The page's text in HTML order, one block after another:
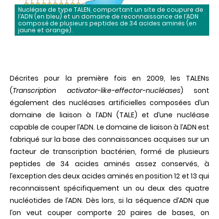
Nucléase de type TALEN, comportant un site de coupure de
l’ADN (en bleu) et un domaine de reconnaissance de l’ADN
composé de plusieurs peptides de 34 acides aminés (en
jaune et orange).
Décrites pour la première fois en 2009, les TALENs
(Transcription activator-like-effector-nucléases) sont
également des nucléases artificielles composées d’un
domaine de liaison à l’ADN (TALE) et d’une nucléase
capable de couper l’ADN. Le domaine de liaison à l’ADN est
fabriqué sur la base des connaissances acquises sur un
facteur de transcription bactérien, formé de plusieurs
peptides de 34 acides aminés assez conservés, à
l’exception des deux acides aminés en position 12 et 13 qui
reconnaissent spécifiquement un ou deux des quatre
nucléotides de l’ADN. Dès lors, si la séquence d’ADN que
l’on veut couper comporte 20 paires de bases, on